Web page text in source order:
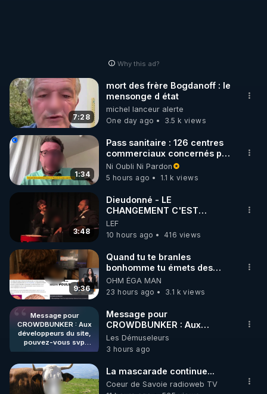
Why this ad?
7:28
mort des frère Bogdanoff : le
mensonge d état
michel lanceur alerte
One day ago
3.5 k views
1:34
Pass sanitaire : 126 centres
commerciaux concernés par
l'obligation dans toute la
France
Ni Oubli Ni Pardon
5 hours ago
1.1 k views
3:48
Dieudonné - LE
CHANGEMENT C'EST
MAINTENANT
LEF
10 hours ago
416 views
9:36
Quand tu te branles
bonhomme tu émets des
ondes ils ont juste omis de
t'expliquer
OHM ÉGA MAN
23 hours ago
3.1 k views
Message pour
CROWDBUNKER : Aux
développeurs du site,
pouvez-vous svp
remettre la
"Les plus récents" car
c'est une
fonctionnalité bien
Message pour
CROWDBUNKER : Aux
développeurs du site,
pouvez-vous svp remettre la
fonctionnalité de tri par "Les
plus récents" car c'est une
et sans ça, nous n'avons pas
Les Démuseleurs
3 hours ago
La mascarade continue...
Coeur de Savoie radioweb TV